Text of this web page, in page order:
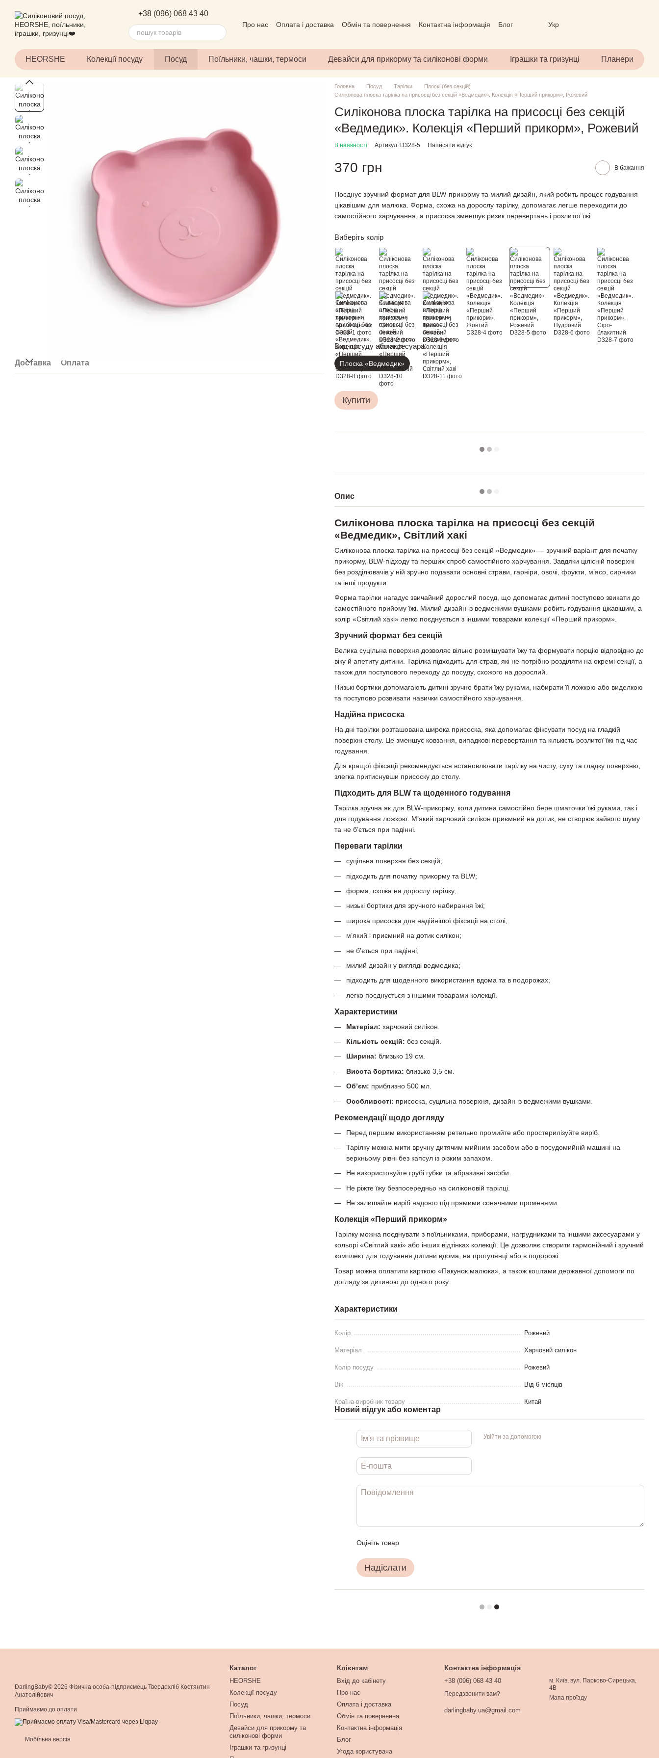
+38 (096) 068 43 40
Про нас Оплата і доставка Обмін та повернення Контактна інформація
Блог
Укр
HEORSHE Колекції посуду Посуд Поїльники, чашки, термоси Девайси для прикорму та силіконові форми Іграшки та гризунці Планери
Доставка Оплата
Головна Посуд Тарілки
Плоскі (без секцій)
Силіконова плоска тарілка на присосці без секцій «Ведмедик». Колекція «Перший прикорм», Рожевий
Силіконова плоска тарілка на присосці без секцій
«Ведмедик». Колекція «Перший прикорм», Рожевий
В наявності Артикул: D328-5 Написати відгук
370 грн В бажання
Поєднує зручний формат для BLW-прикорму та милий дизайн, який робить процес годування
цікавішим для малюка. Форма, схожа на дорослу тарілку, допомагає легше переходити до
самостійного харчування, а присоска зменшує ризик перевертань і розлитої їжі.
Виберіть колір
Вид посуду або аксесуара
Плоска «Ведмедик»
Купити
Опис
Силіконова плоска тарілка на присосці без секцій
«Ведмедик», Світлий хакі
Силіконова плоска тарілка на присосці без секцій «Ведмедик» — зручний варіант для початку
прикорму, BLW-підходу та перших спроб самостійного харчування. Завдяки цілісній поверхні
без розділювачів у ній зручно подавати основні страви, гарніри, овочі, фрукти, м’ясо, сирники
та інші продукти.
Форма тарілки нагадує звичайний дорослий посуд, що допомагає дитині поступово звикати до
самостійного прийому їжі. Милий дизайн із ведмежими вушками робить годування цікавішим, а
колір «Світлий хакі» легко поєднується з іншими товарами колекції «Перший прикорм».
Зручний формат без секцій
Велика суцільна поверхня дозволяє вільно розміщувати їжу та формувати порцію відповідно до
віку й апетиту дитини. Тарілка підходить для страв, які не потрібно розділяти на окремі секції, а
також для поступового переходу до посуду, схожого на дорослий.
Низькі бортики допомагають дитині зручно брати їжу руками, набирати її ложкою або виделкою
та поступово розвивати навички самостійного харчування.
Надійна присоска
На дні тарілки розташована широка присоска, яка допомагає фіксувати посуд на гладкій
поверхні столу. Це зменшує ковзання, випадкові перевертання та кількість розлитої їжі під час
годування.
Для кращої фіксації рекомендується встановлювати тарілку на чисту, суху та гладку поверхню,
злегка притиснувши присоску до столу.
Підходить для BLW та щоденного годування
Тарілка зручна як для BLW-прикорму, коли дитина самостійно бере шматочки їжі руками, так і
для годування ложкою. М’який харчовий силікон приємний на дотик, не створює зайвого шуму
та не б’ється при падінні.
Переваги тарілки
суцільна поверхня без секцій;
підходить для початку прикорму та BLW;
форма, схожа на дорослу тарілку;
низькі бортики для зручного набирання їжі;
широка присоска для надійнішої фіксації на столі;
м’який і приємний на дотик силікон;
не б’ється при падінні;
милий дизайн у вигляді ведмедика;
підходить для щоденного використання вдома та в подорожах;
легко поєднується з іншими товарами колекції.
Характеристики
Матеріал: харчовий силікон.
Кількість секцій: без секцій.
Ширина: близько 19 см.
Висота бортика: близько 3,5 см.
Об’єм: приблизно 500 мл.
Особливості: присоска, суцільна поверхня, дизайн із ведмежими вушками.
Рекомендації щодо догляду
Перед першим використанням ретельно промийте або простерилізуйте виріб.
Тарілку можна мити вручну дитячим мийним засобом або в посудомийній машині на
верхньому рівні без капсул із різким запахом.
Не використовуйте грубі губки та абразивні засоби.
Не ріжте їжу безпосередньо на силіконовій тарілці.
Не залишайте виріб надовго під прямими сонячними променями.
Колекція «Перший прикорм»
Тарілку можна поєднувати з поїльниками, приборами, нагрудниками та іншими аксесуарами у
кольорі «Світлий хакі» або інших відтінках колекції. Це дозволяє створити гармонійний і зручний
комплект для годування дитини вдома, на прогулянці або в подорожі.
Товар можна оплатити карткою «Пакунок малюка», а також коштами державної допомоги по
догляду за дитиною до одного року.
Характеристики
Колір Рожевий
Матеріал Харчовий силікон
Колір посуду Рожевий
Вік Від 6 місяців
Країна-виробник товару Китай
Новий відгук або коментар
Увійти за допомогою
Оцініть товар
Надіслати
DarlingBaby© 2026 Фізична особа-підприємець Твердохліб Костянтин
Анатолійович
Приймаємо до оплати
Мобільна версія
Каталог
HEORSHE
Колекції посуду
Посуд
Поїльники, чашки, термоси
Девайси для прикорму та
силіконові форми
Іграшки та гризунці
Клієнтам
Вхід до кабінету
Про нас
Оплата і доставка
Обмін та повернення
Контактна інформація
Блог
Угода користувача
Контактна інформація
+38 (096) 068 43 40
Передзвонити вам?
darlingbaby.ua@gmail.com
м. Київ, вул. Парково-Сирецька,
4В
Мапа проїзду